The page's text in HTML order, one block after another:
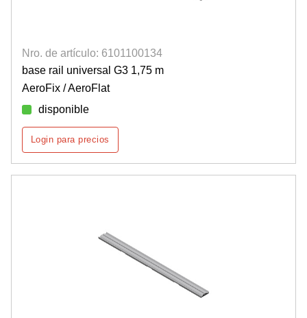
Nro. de artículo: 6101100134
base rail universal G3 1,75 m
AeroFix / AeroFlat
disponible
Login para precios